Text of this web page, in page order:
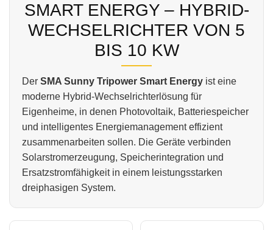
SMART ENERGY – HYBRID-
WECHSELRICHTER VON 5
BIS 10 KW
Der SMA Sunny Tripower Smart Energy ist eine
moderne Hybrid-Wechselrichterlösung für
Eigenheime, in denen Photovoltaik, Batteriespeicher
und intelligentes Energiemanagement effizient
zusammenarbeiten sollen. Die Geräte verbinden
Solarstromerzeugung, Speicherintegration und
Ersatzstromfähigkeit in einem leistungsstarken
dreiphasigen System.